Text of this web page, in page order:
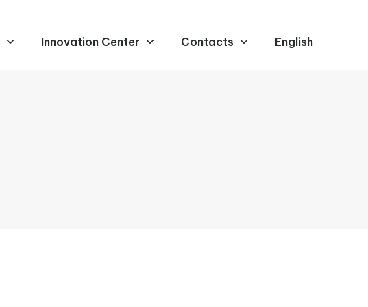
Innovation Center Contacts English